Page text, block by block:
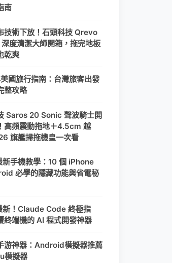
南
技術下放！石頭科技 Qrevo
度清潔大師開箱，拖完地板
乾爽
國旅行指南：台灣旅客出發
整攻略
Saros 20 Sonic 聲波騎士開
高頻震動拖地＋4.5cm 越
旗艦掃拖機皇一次看
手機教學：10 個 iPhone
必學的隱藏功能與省電秘
！Claude Code 終極指
終端機的 AI 程式開發神器
游神器：Android模擬器推薦
模擬器